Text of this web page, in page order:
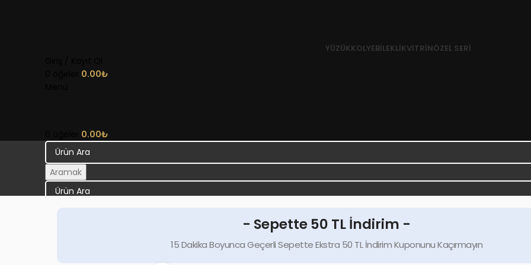
YÜZÜKKOLYEBILEKLIKVITRINÖZEL SERI
0.00₺
0.00₺
Aramak
- Sepette 50 TL İndirim -
15 Dakika Boyunca Geçerli Sepette Ekstra 50 TL İndirim Kuponunu Kaçırmayın